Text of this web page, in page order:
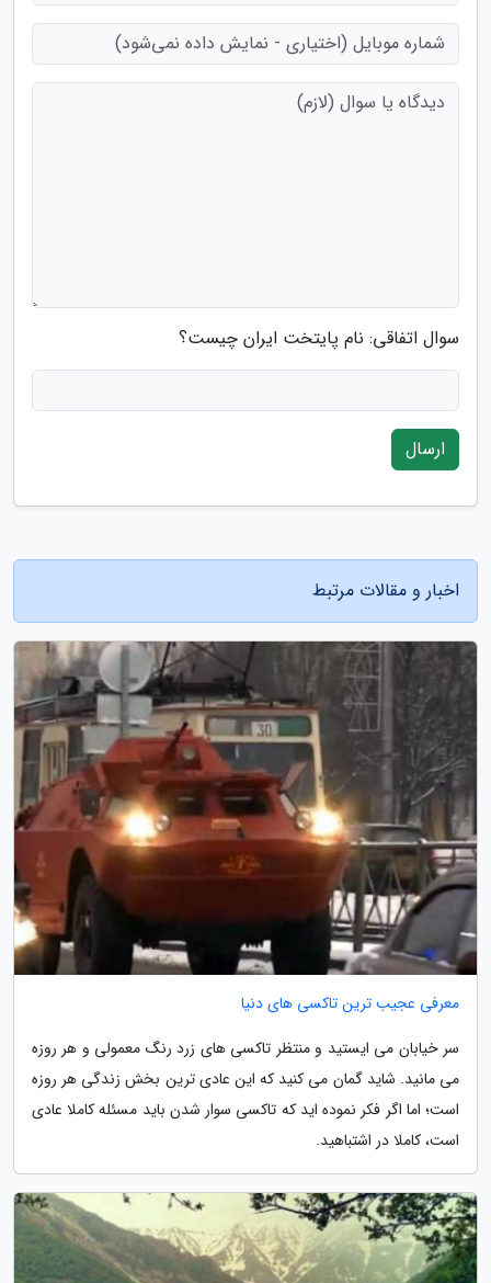
سوال اتفاقی: نام پایتخت ایران چیست؟
ارسال
اخبار و مقالات مرتبط
معرفی عجیب ترین تاکسی های دنیا
سر خیابان می ایستید و منتظر تاکسی های زرد رنگ معمولی و هر روزه
می مانید. شاید گمان می کنید که این عادی ترین بخش زندگی هر روزه
است؛ اما اگر فکر نموده اید که تاکسی سوار شدن باید مسئله کاملا عادی
است، کاملا در اشتباهید.